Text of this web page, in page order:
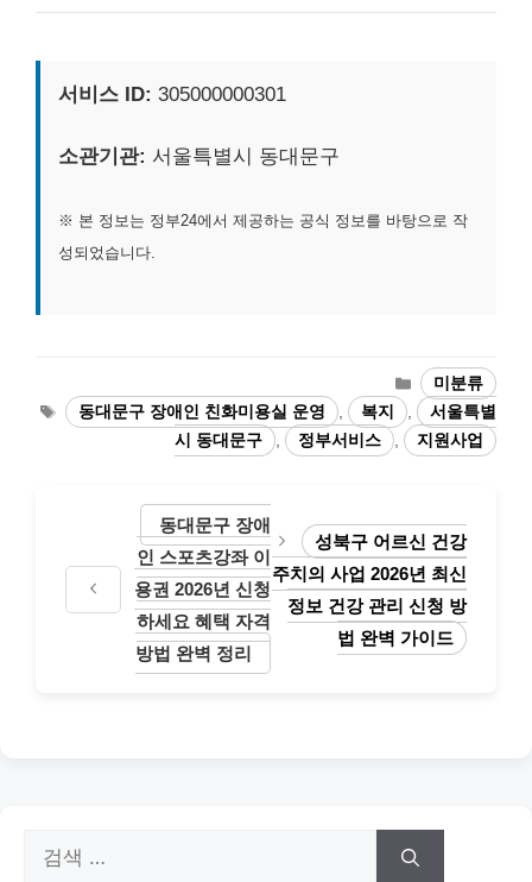
서비스 ID: 305000000301
소관기관: 서울특별시 동대문구
※ 본 정보는 정부24에서 제공하는 공식 정보를 바탕으로 작
성되었습니다.
카
테
고
리
미분류
태
그
동대문구 장애인 친화미용실 운영 , 복지 ,
서울특별
시 동대문구
, 정부서비스 , 지원사업
동대문구 장애
인 스포츠강좌 이
용권 2026년 신청
하세요 혜택 자격
방법 완벽 정리
성북구 어르신 건강
주치의 사업 2026년 최신
정보 건강 관리 신청 방
법 완벽 가이드